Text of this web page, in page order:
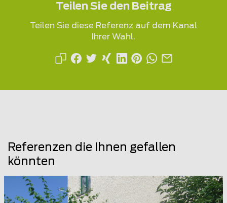
Teilen Sie den Beitrag
Teilen Sie diese Referenz auf dem Kanal
Ihrer Wahl.
Referenzen die Ihnen gefallen
könnten